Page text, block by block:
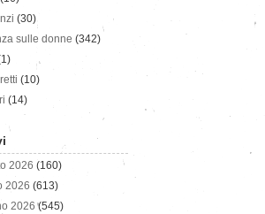
(30)
sulle donne (342)
(10)
(14)
2026 (160)
2026 (613)
2026 (545)